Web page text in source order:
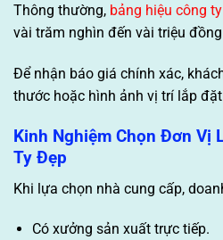
Thông thường, bảng hiệu công ty
vài trăm nghìn đến vài triệu
Để nhận báo giá chính xác,
thước hoặc hình ảnh vị trí lắp
Kinh Nghiệm Chọn Đơn Vị
Ty Đẹp
Khi lựa chọn nhà cung cấp,
Có xưởng sản xuất trực tiếp.